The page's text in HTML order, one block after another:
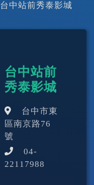
台中站前秀泰影城
台中站前
秀泰影城
台中市東
區南京路76
號
04-
22117988